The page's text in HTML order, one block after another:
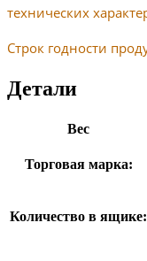
технических
Строк годности
Детали
Вес
Торговая марка:
Количество в ящике: